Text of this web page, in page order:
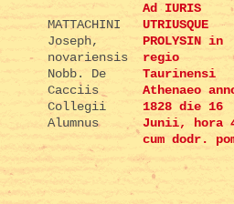
MATTACHINI
Joseph,
novariensis
Nobb. De
Cacciis
Collegii
Alumnus
Ad IURIS
UTRIUSQUE
PROLYSIN in
regio
Taurinensi
Athenaeo
1828 die 16
Junii, hora
cum dodr.